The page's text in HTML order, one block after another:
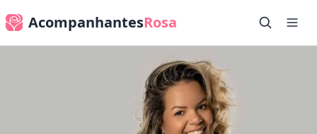
AcompanhantesRosa